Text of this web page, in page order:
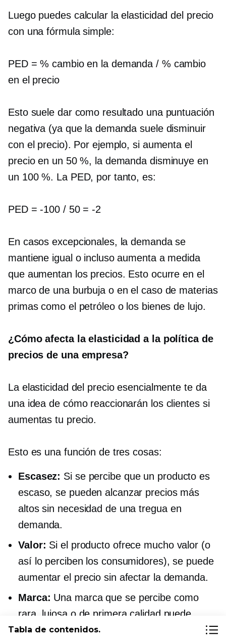
Luego puedes calcular la elasticidad del precio
con una fórmula simple:
PED = % cambio en la demanda / % cambio
en el precio
Esto suele dar como resultado una puntuación
negativa (ya que la demanda suele disminuir
con el precio). Por ejemplo, si aumenta el
precio en un 50 %, la demanda disminuye en
un 100 %. La PED, por tanto, es:
PED =-100 / 50 =-2
En casos excepcionales, la demanda se
mantiene igual o incluso aumenta a medida
que aumentan los precios. Esto ocurre en el
marco de una burbuja o en el caso de materias
primas como el petróleo o los bienes de lujo.
¿Cómo afecta la elasticidad a la política de
precios de una empresa?
La elasticidad del precio esencialmente te da
una idea de cómo reaccionarán los clientes si
aumentas tu precio.
Esto es una función de tres cosas:
Escasez: Si se percibe que un producto es
escaso, se pueden alcanzar precios más
altos sin necesidad de unatreguaen
demanda.
Valor: Si el producto ofrece mucho valor (o
así lo perciben los consumidores), se puede
aumentar el precio sin afectar la demanda.
Marca: Una marca que se percibe como
rara, lujosa o de primera calidad puede
alcanzar precios más altos sin que la
Tabla de contenidos.